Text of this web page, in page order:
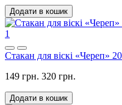
Додати в кошик
1
Стакан для віскі «Череп»
149 грн. 320 грн.
Додати в кошик